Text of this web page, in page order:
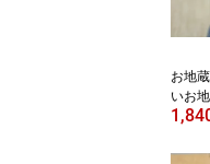
お地
いお
り地
ント